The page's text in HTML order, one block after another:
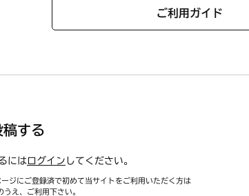
ご利用ガイド
稿する
には ログイン してください。
ジにご登録済で初めて当サイトをご利用いただく方は
うえ、ご利用下さい。